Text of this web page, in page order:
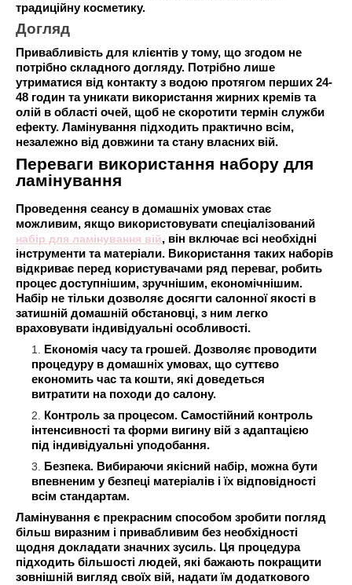
традиційну косметику.
Догляд
Привабливість для клієнтів у тому, що згодом не
потрібно складного догляду. Потрібно лише
утриматися від контакту з водою протягом перших 24-
48 годин та уникати використання жирних кремів та
олій в області очей, щоб не скоротити термін служби
ефекту. Ламінування підходить практично всім,
незалежно від довжини та стану власних вій.
Переваги використання набору для
ламінування
Проведення сеансу в домашніх умовах стає
можливим, якщо використовувати спеціалізований
набір для ламінування вій, він включає всі необхідні
інструменти та матеріали. Використання таких наборів
відкриває перед користувачами ряд переваг, робить
процес доступнішим, зручнішим, економічнішим.
Набір не тільки дозволяє досягти салонної якості в
затишній домашній обстановці, з ним легко
враховувати індивідуальні особливості.
Економія часу та грошей. Дозволяє проводити
процедуру в домашніх умовах, що суттєво
економить час та кошти, які доведеться
витратити на походи до салону.
Контроль за процесом. Самостійний контроль
інтенсивності та форми вигину вій з адаптацією
під індивідуальні уподобання.
Безпека. Вибираючи якісний набір, можна бути
впевненим у безпеці матеріалів і їх відповідності
всім стандартам.
Ламінування є прекрасним способом зробити погляд
більш виразним і привабливим без необхідності
щодня докладати значних зусиль. Ця процедура
підходить більшості людей, які бажають покращити
зовнішній вигляд своїх вій, надати їм додаткового